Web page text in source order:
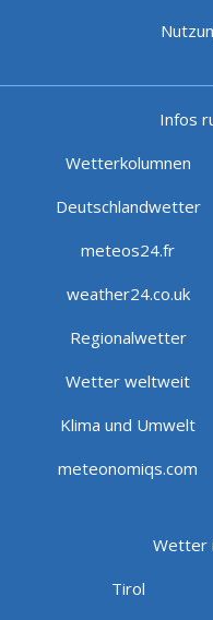
Infos
Wetterkolumnen
Deutschlandwetter
meteos24.fr
weather24.co.uk
Regionalwetter
Wetter weltweit
Klima und Umwelt
meteonomiqs.com
Wetter
Tirol